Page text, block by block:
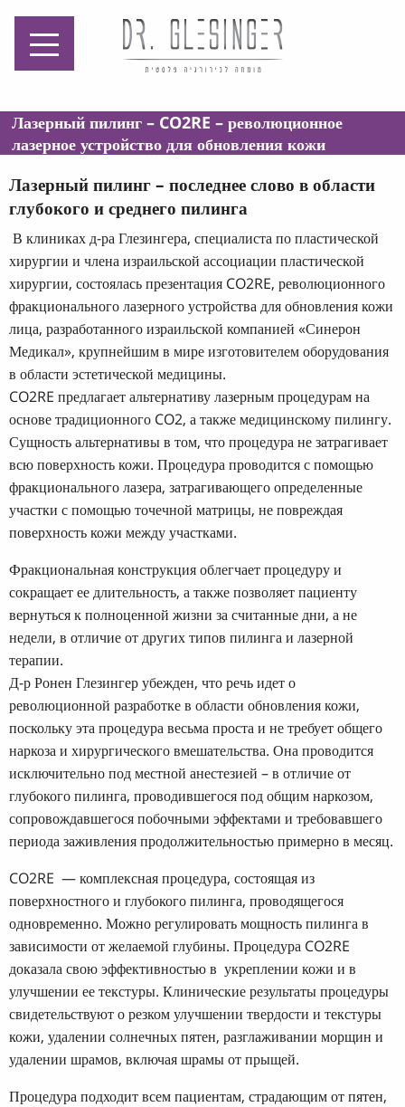
Лазерный пилинг – CO2RE – революционное
лазерное устройство для обновления кожи
Лазерный пилинг – последнее слово в области
глубокого и среднего пилинга
В клиниках д-ра Глезингера, специалиста по пластической
хирургии и члена израильской ассоциации пластической
хирургии, состоялась презентация CO2RE, революционного
фракционального лазерного устройства для обновления кожи
лица, разработанного израильской компанией «Синерон
Медикал», крупнейшим в мире изготовителем оборудования
в области эстетической медицины.
CO2RE предлагает альтернативу лазерным процедурам на
основе традиционного CO2, а также медицинскому пилингу.
Сущность альтернативы в том, что процедура не затрагивает
всю поверхность кожи. Процедура проводится с помощью
фракционального лазера, затрагивающего определенные
участки с помощью точечной матрицы, не повреждая
поверхность кожи между участками.
Фракциональная конструкция облегчает процедуру и
сокращает ее длительность, а также позволяет пациенту
вернуться к полноценной жизни за считанные дни, а не
недели, в отличие от других типов пилинга и лазерной
терапии.
Д-р Ронен Глезингер убежден, что речь идет о
революционной разработке в области обновления кожи,
поскольку эта процедура весьма проста и не требует общего
наркоза и хирургического вмешательства. Она проводится
исключительно под местной анестезией – в отличие от
глубокого пилинга, проводившегося под общим наркозом,
сопровождавшегося побочными эффектами и требовавшего
периода заживления продолжительностью примерно в месяц.
CO2RE — комплексная процедура, состоящая из
поверхностного и глубокого пилинга, проводящегося
одновременно. Можно регулировать мощность пилинга в
зависимости от желаемой глубины. Процедура CO2RE
доказала свою эффективностью в укреплении кожи и в
улучшении ее текстуры. Клинические результаты процедуры
свидетельствуют о резком улучшении твердости и текстуры
кожи, удалении солнечных пятен, разглаживании морщин и
удалении шрамов, включая шрамы от прыщей.
Процедура подходит всем пациентам, страдающим от пятен,